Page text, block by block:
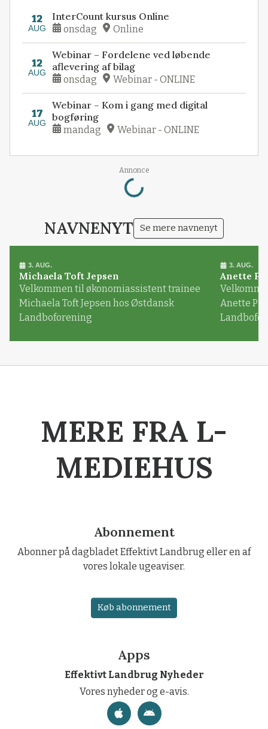
12
AUG
InterCount kursus Online
onsdag Online
12
AUG
Webinar – Fordelene ved løbende
aflevering af bilag
onsdag Webinar - ONLINE
17
AUG
Webinar – Kom i gang med digital
bogføring
mandag Webinar - ONLINE
Annonce
Loading...
NAVNENYT Se mere navnenyt
3. AUG.
Michaela Toft Jepsen
Velkommen til økonomiassistent trainee
Michaela Toft Jepsen hos Østdansk
Landboforening
3. AUG.
Anette
Anette
MERE FRA L-
MEDIEHUS
Abonnement
Abonner på dagbladet Effektivt Landbrug eller en af
vores lokale ugeaviser.
Køb abonnement
Apps
Effektivt Landbrug Nyheder
Vores nyheder og e-avis.